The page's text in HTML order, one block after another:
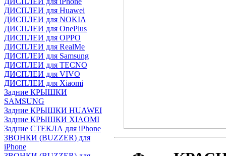
ДИСПЛЕИ для Huawei
ДИСПЛЕИ для NOKIA
ДИСПЛЕИ для OnePlus
ДИСПЛЕИ для OPPO
ДИСПЛЕИ для RealMe
ДИСПЛЕИ для Samsung
ДИСПЛЕИ для TECNO
ДИСПЛЕИ для VIVO
ДИСПЛЕИ для Xiaomi
Задние КРЫШКИ
SAMSUNG
Задние КРЫШКИ HUAWEI
Задние КРЫШКИ XIAOMI
Задние СТЕКЛА для iPhone
ЗВОНКИ (BUZZER) для
iPhone